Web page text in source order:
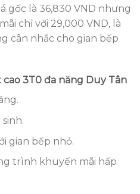
gốc là 36,830 VND nhưng
chỉ với 29,000 VND, là
cân nhắc cho gian bếp
3T0 đa năng Duy Tân
gian bếp nhỏ.
trình khuyến mãi hấp